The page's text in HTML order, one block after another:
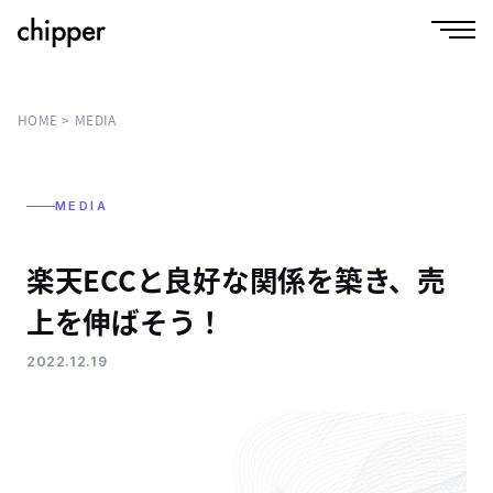
HOME MEDIA
MEDIA
楽天ECCと良好な関係を築き、売
上を伸ばそう！
2022.12.19